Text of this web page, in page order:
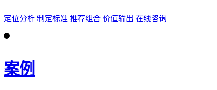
定位分析 制定标准 推荐组合 价值输出 在线咨询
案例